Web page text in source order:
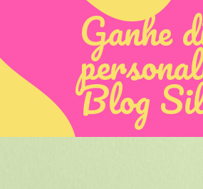
Ganhe
Blog